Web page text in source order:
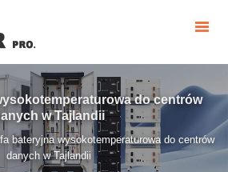
do centrów
w Tajlandii
bateryjna wysokotemperaturowa do centrów
danych w Tajlandii